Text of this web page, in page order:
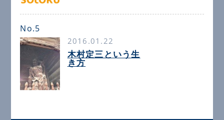
No.5
2016.01.22
木村定三という生
き方